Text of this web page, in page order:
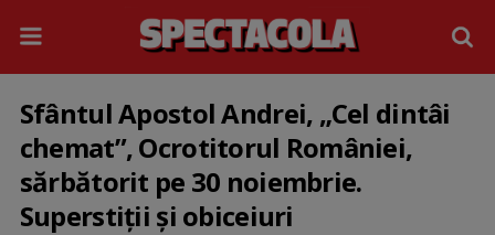
Sfântul Apostol Andrei, „Cel dintâi
chemat”, Ocrotitorul României,
sărbătorit pe 30 noiembrie.
Superstiții și obiceiuri